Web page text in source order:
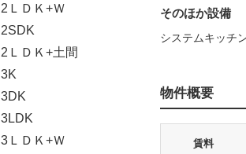
そのほか設備
システムキッ
物件概要
賃料
2ＬＤＫ+Ｗ
2SDK
2ＬＤＫ+土間
3K
3DK
3LDK
3ＬＤＫ+Ｗ